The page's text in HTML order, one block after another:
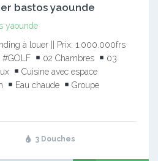
bastos yaounde
yaounde
à louer || Prix: 1.000.000frs
#GOLF
02 Chambres
03
Cuisine avec espace
Eau chaude
Groupe
3 Douches